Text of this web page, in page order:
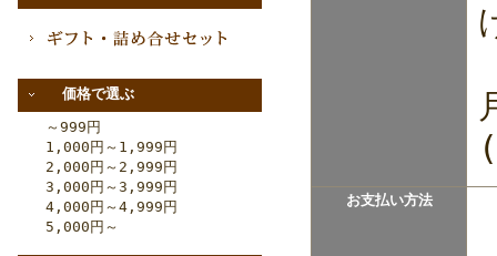
価格で選ぶ
～999円
1,000円～1,999円
2,000円～2,999円
3,000円～3,999円
4,000円～4,999円
5,000円～
お支払い方法